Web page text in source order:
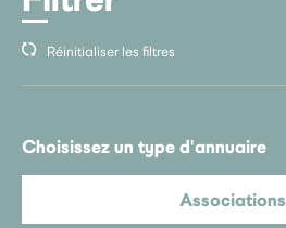
La Ville
Culture
Menus scolaires
Réinitialiser les filtres
Choisissez un type d'annuaire
Associations